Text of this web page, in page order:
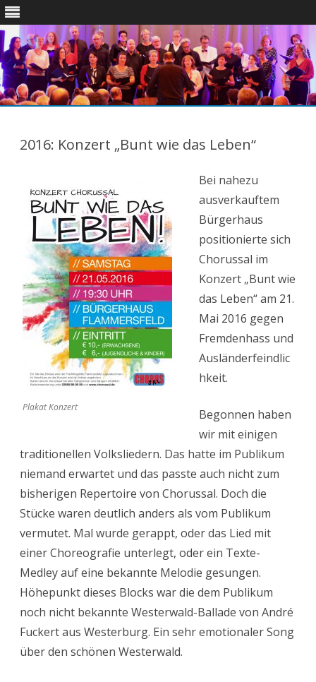
2016: Konzert „Bunt wie das Leben“
Plakat Konzert
Bei nahezu
ausverkauftem
Bürgerhaus
positionierte sich
Chorussal im
Konzert „Bunt wie
das Leben“ am 21.
Mai 2016 gegen
Fremdenhass und
Ausländerfeindlic
hkeit.
Begonnen haben
wir mit einigen
traditionellen Volksliedern. Das hatte im Publikum
niemand erwartet und das passte auch nicht zum
bisherigen Repertoire von Chorussal. Doch die
Stücke waren deutlich anders als vom Publikum
vermutet. Mal wurde gerappt, oder das Lied mit
einer Choreografie unterlegt, oder ein Texte-
Medley auf eine bekannte Melodie gesungen.
Höhepunkt dieses Blocks war die dem Publikum
noch nicht bekannte Westerwald-Ballade von André
Fuckert aus Westerburg. Ein sehr emotionaler Song
über den schönen Westerwald.